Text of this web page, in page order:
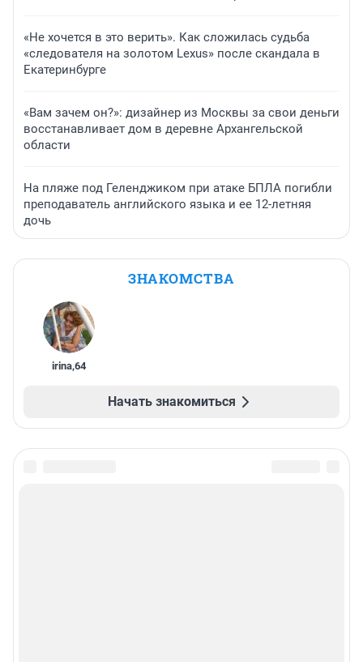
«Не хочется в это верить». Как сложилась судьба
«следователя на золотом Lexus» после скандала в
Екатеринбурге
«Вам зачем он?»: дизайнер из Москвы за свои деньги
восстанавливает дом в деревне Архангельской
области
На пляже под Геленджиком при атаке БПЛА погибли
преподаватель английского языка и ее 12-летняя
дочь
ЗНАКОМСТВА
irina,64
Начать знакомиться